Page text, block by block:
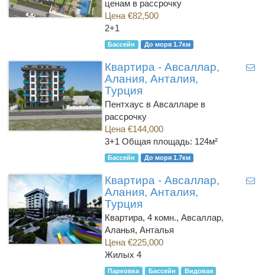
ценам в рассрочку
Цена €82,500
2+1
Бассейн До моря 1.7км
Квартира - Авсаллар,
Алания, Анталия,
Турция
Пентхаус в Авсалларе в
рассрочку
Цена €144,000
3+1 Общая площадь: 124м²
Бассейн До моря 1.7км
Квартира - Авсаллар,
Алания, Анталия,
Турция
Квартира, 4 комн., Авсаллар,
Аланья, Анталья
Цена €225,000
Жилых 4
Парковка Бассейн
Видовая